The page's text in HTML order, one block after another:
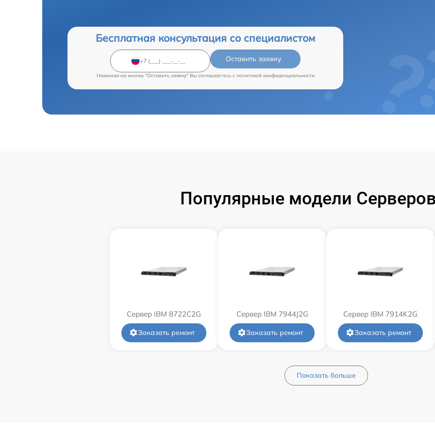
Бесплатная консультация со специалистом
Оставить заявку
Нажимая на кнопку "Оставить заявку" Вы соглашаетесь c политикой конфиденциальности
Популярные модели
Сервер IBM 8722C2G
Заказать ремонт
Сервер IBM 7944J2G
Заказать ремонт
Сервер IBM 7914K2G
Заказать ремонт
Показать больше